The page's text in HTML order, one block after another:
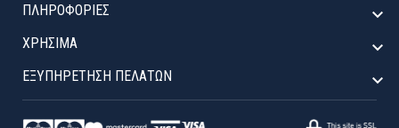
ΠΛΗΡΟΦΟΡΙΕΣ 
ΧΡΉΣΙΜΑ 
ΕΞΥΠΗΡΈΤΗΣΗ ΠΕΛΑΤΏΝ 